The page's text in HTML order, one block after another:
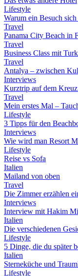
Lifestyle
Warum ein Besuch
Travel
Panama City Beach in
Travel
Business Class mit
Travel
Antalya – zwischen
Interviews
Kurztrip auf dem
Travel
Mein erstes Mal –
Lifestyle
3 Tipps für den
Interviews
Wie wird man Resort
Lifestyle
Reise vs Sofa
Italien
Mailand von oben
Travel
Die Zimmer erzählen
Interviews
Interview mit Hakim
Italien
Die verschiedenen
Lifestyle
5 Dinge, die du später
Italien
Sterneküche und
Lifestyle